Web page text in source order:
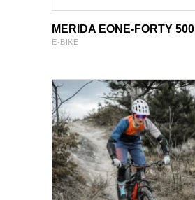
VIEW PRODUCT
VIEW PRODUCT
MERIDA EONE-FORTY 500
E-BIKE